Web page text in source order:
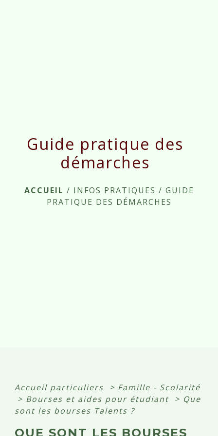
Guide pratique des
démarches
ACCUEIL / INFOS PRATIQUES / GUIDE
PRATIQUE DES DÉMARCHES
Accueil particuliers > Famille - Scolarité
> Bourses et aides pour étudiant > Que
sont les bourses Talents ?
QUE SONT LES BOURSES